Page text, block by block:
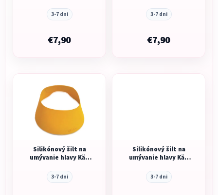
3-7 dni
€7,90
3-7 dni
€7,90
Silikónový šilt na
umývanie hlavy Käp
3-7 dni
Silikónový šilt na
umývanie hlavy Käp
3-7 dni